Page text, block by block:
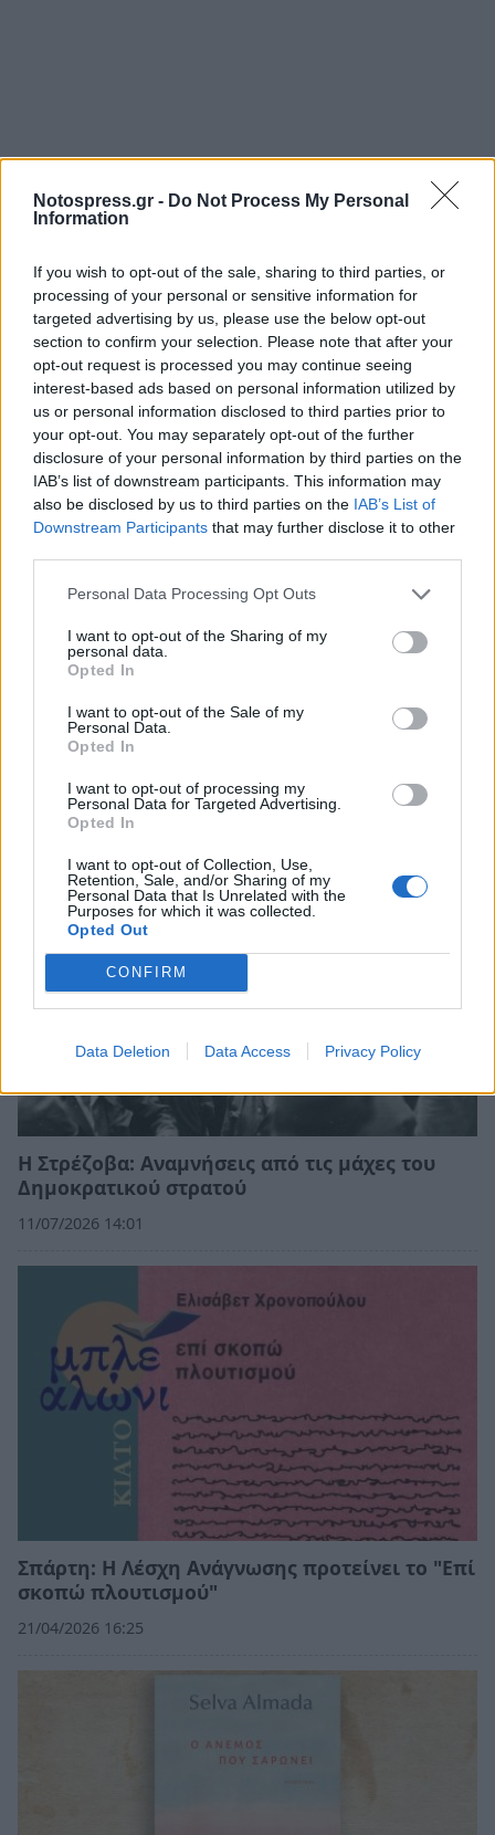
Notospress.gr - Do Not Process My Personal
Information
If you wish to opt-out of the sale, sharing to third parties, or
processing of your personal or sensitive information for
targeted advertising by us, please use the below opt-out
section to confirm your selection. Please note that after your
opt-out request is processed you may continue seeing
interest-based ads based on personal information utilized by
us or personal information disclosed to third parties prior to
your opt-out. You may separately opt-out of the further
disclosure of your personal information by third parties on the
IAB’s list of downstream participants. This information may
also be disclosed by us to third parties on the IAB’s List of
Downstream Participants that may further disclose it to other
Personal Data Processing Opt Outs
I want to opt-out of the Sharing of my
personal data.
Opted In
I want to opt-out of the Sale of my
Personal Data.
Opted In
I want to opt-out of processing my
Personal Data for Targeted Advertising.
Opted In
I want to opt-out of Collection, Use,
Retention, Sale, and/or Sharing of my
Personal Data that Is Unrelated with the
Purposes for which it was collected.
Opted Out
CONFIRM
Data Deletion Data Access Privacy Policy
Σχετικά Άρθρα
«Το Τελευταίο Φως της Πατησίων»:
Κυκλοφόρησε το νέο αστυνομικό
μυθιστόρημα του Χρίστου Χαλικιά
27/07/2026 13:40
Η Στρέζοβα: Αναμνήσεις από τις μάχες του
Δημοκρατικού στρατού
11/07/2026 14:01
Σπάρτη: Η Λέσχη Ανάγνωσης προτείνει το "Επί
σκοπώ πλουτισμού"
21/04/2026 16:25